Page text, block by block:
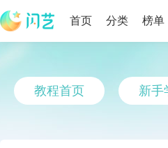
首页 分类 榜单
教程首页 新手